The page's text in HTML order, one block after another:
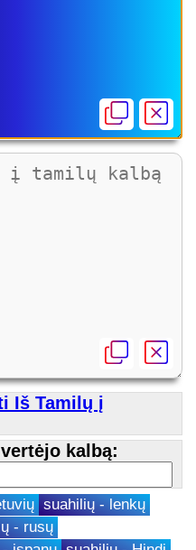
Iš Tamilų į
kalbą:
suahilių - lenkų
- rusų